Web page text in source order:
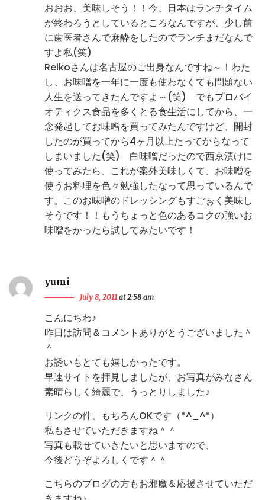
おおお、美味しそう！！今、日本はランチタイム
が終わろうとしているところなんですが、少し前
に歯医者さんで麻酔をしたのでランチまだなんで
すよ私(笑)
Reikoさんは名古屋のご出身なんですね～！わた
し、お味噌を一年に一度も使わなくても問題ない
人生を送ってきたんですよ～(笑) でもプロバイ
オティクス食品を多くとる食生活にしてから、一
念発起してお味噌を買ってみたんですけど、開封
したのが買ってから4ヶ月以上たってからなって
しまいました(笑) 白味噌だったので西京漬けに
使ってみたら、これが案外美味しくて、お味噌を
使うお料理を色々勉強したなって思っているんで
す。このお味噌のドレッシングもすごぉく美味し
そうです！！もうちょっと色のあるコクの強いお
味噌をかったら試してみたいです！
yumi
July 8, 2011 at 2:58 am
こんにちわ♪
昨日は訪問＆コメントありがとうございました＾
＾
お誘いもとても嬉しかったです。
早速サイトを拝見しましたが、お写真がみなさん
素晴らしく綺麗で、うっとりしました♪
リンクの件、もちろんOKです（*^_^*）
私もさせていただきますね＾＾
写真も載せていきたいと思いますので、
今後どうぞよろしくです＾＾
こちらのブログの方もお邪魔＆応援させていただ